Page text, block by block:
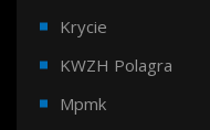
Krycie
KWZH Polagra
Mpmk